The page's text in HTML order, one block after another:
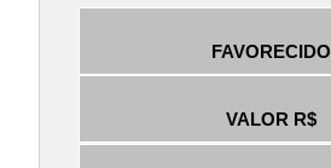
FAVORECIDO
VALOR R$